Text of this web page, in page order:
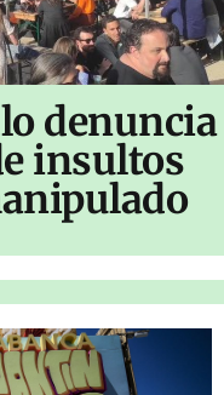
denuncia
insultos